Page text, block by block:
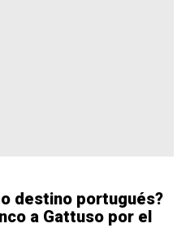
destino portugués?
a Gattuso por el